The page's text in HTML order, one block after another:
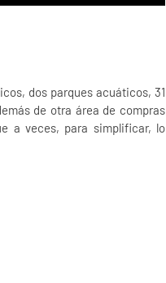
dos parques acuáticos, 31
de otra área de compras
a veces, para simplificar, lo